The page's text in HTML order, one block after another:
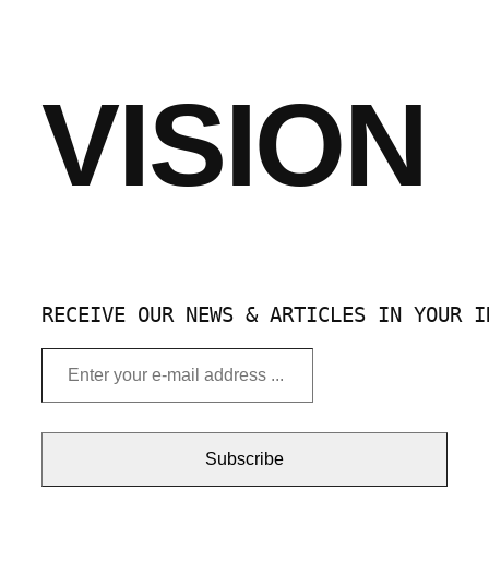
VISION
RECEIVE OUR NEWS & ARTICLES IN YOUR
your
e-
mail
Subscribe